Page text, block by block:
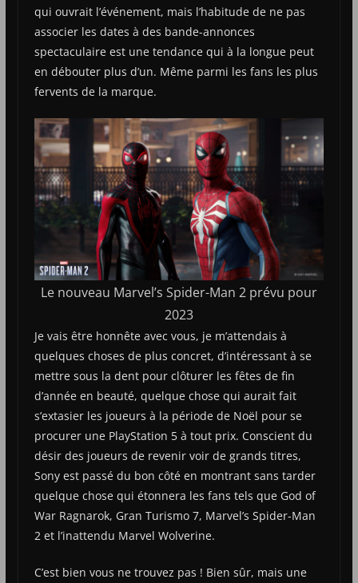
qui ouvrait l’événement, mais l’habitude de ne pas
associer les dates à des bande-annonces
spectaculaire est une tendance qui à la longue peut
en débouter plus d’un. Même parmi les fans les plus
fervents de la marque.
Le nouveau Marvel’s Spider-Man 2 prévu pour
2023
Je vais être honnête avec vous, je m’attendais à
quelques choses de plus concret, d’intéressant à se
mettre sous la dent pour clôturer les fêtes de fin
d’année en beauté, quelque chose qui aurait fait
s’extasier les joueurs à la période de Noël pour se
procurer une PlayStation 5 à tout prix. Conscient du
désir des joueurs de revenir voir de grands titres,
Sony est passé du bon côté en montrant sans tarder
quelque chose qui étonnera les fans tels que God of
War Ragnarok, Gran Turismo 7, Marvel’s Spider-Man
2 et l’inattendu Marvel Wolverine.
C’est bien vous ne trouvez pas ! Bien sûr, mais une